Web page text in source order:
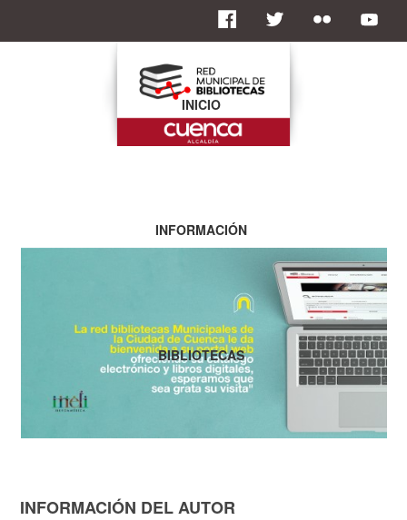
INFORMACIÓN DEL AUTOR
INICIO
INFORMACIÓN
BIBLIOTECAS